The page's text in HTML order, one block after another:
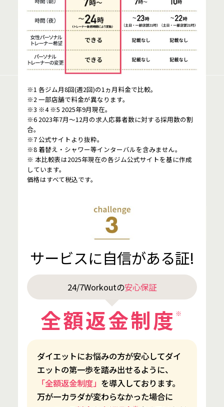
※1 各ジム月8回(週2回)の1ヵ月料金で比較。
※2 一部店舗で料金が異なります。
※3 ※4 ※5 2025年9月現在。
※6 2023年7月～12月の求人応募者数に対する採用数の割
合。
※7 公式サイトより抜粋。
※8 着替え・シャワー等インターバルを含みません。
※ 本比較表は2025年現在の各ジム公式サイトを基に作成
しています。
価格はすべて税込です。
サービスに自信がある証!
24/7Workoutの安心保証
全額返金制度 ※
ダイエットにお悩みの方が安心してダイ
エットの第一歩を踏み出せるように、
「全額返金制度」 を導入しております。
万が一カラダが変わらなかった場合に